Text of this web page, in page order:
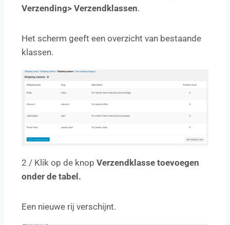
Verzending> Verzendklassen.
Het scherm geeft een overzicht van bestaande
klassen.
2 / Klik op de knop Verzendklasse toevoegen
onder de tabel.
Een nieuwe rij verschijnt.